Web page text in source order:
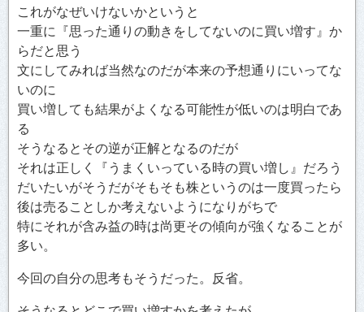
これがなぜいけないかというと
一重に『思った通りの動きをしてないのに買い増す』か
らだと思う
文にしてみれば当然なのだが本来の予想通りにいってな
いのに
買い増しても結果がよくなる可能性が低いのは明白であ
る
そうなるとその逆が正解となるのだが
それは正しく『うまくいっている時の買い増し』だろう
だいたいがそうだがそもそも株というのは一度買ったら
後は売ることしか考えないようになりがちで
特にそれが含み益の時は尚更その傾向が強くなることが
多い。
今回の自分の思考もそうだった。反省。